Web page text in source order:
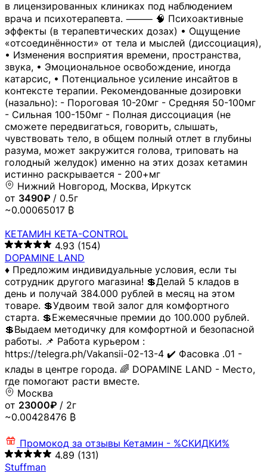
в лицензированных клиниках под наблюдением
врача и психотерапевта. ⸻ 🧠 Психоактивные
эффекты (в терапевтических дозах) • Ощущение
«отсоединённости» от тела и мыслей (диссоциация),
• Изменения восприятия времени, пространства,
звука, • Эмоциональное освобождение, иногда
катарсис, • Потенциальное усиление инсайтов в
контексте терапии. Рекомендованные дозировки
(назально): - Пороговая 10-20мг - Средняя 50-100мг
- Сильная 100-150мг - Полная диссоциация (не
сможете передвигаться, говорить, слышать,
чувствовать тело, в общем полный отлет в глубины
разума, может закружится голова, триповать на
голодный желудок) именно на этих дозах кетамин
истинно раскрывается - 200+мг
Нижний Новгород, Москва, Иркутск
от 3490₽ / 0.5г
~0.00065017 ₿
КЕТАМИН KETA-CONTROL
4.93 (154)
DOPAMINE LAND
♦️ Предложим индивидуальные условия, если ты
сотрудник другого магазина! 💲Делай 5 кладов в
день и получай 384.000 рублей в месяц на этом
товаре. 💲Удвоим твой залог для комфортного
старта. 💲Ежемесячные премии до 100.000 рублей.
💲Выдаем методичку для комфортной и безопасной
работы. 📌 Работа курьером :
https://telegra.ph/Vakansii-02-13-4 ✔️ Фасовка .01 -
клады в центре города. 🌈 DOPAMINE LAND - Место,
где помогают расти вместе.
Москва
от 23000₽ / 2г
~0.00428476 ₿
Промокод за отзывы Кетамин - %СКИДКИ%
4.89 (131)
Stuffman